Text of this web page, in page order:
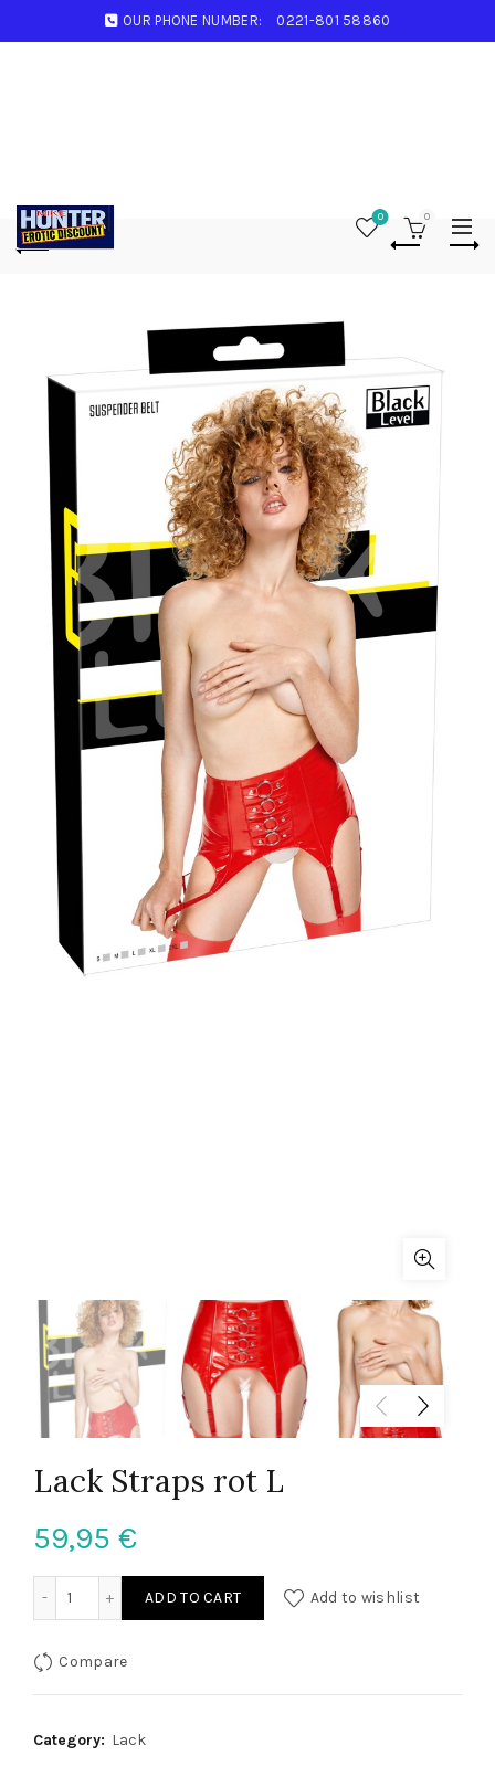
OUR PHONE NUMBER: 0221-801 58860
0 0
Lack Straps rot L
59,95 €
ADD TO CART Add to wishlist
Compare
Category: Lack